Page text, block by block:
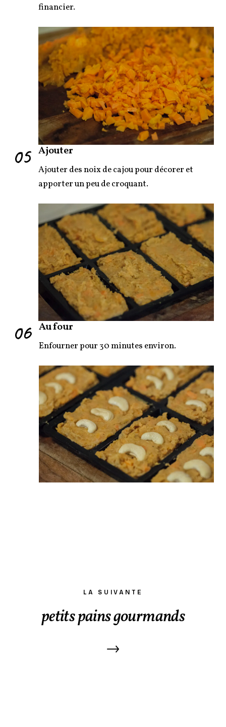
financier.
05 Ajouter
Ajouter des noix de cajou pour décorer et
apporter un peu de croquant.
06 Au four
Enfourner pour 30 minutes environ.
LA SUIVANTE
petits pains gourmands
→